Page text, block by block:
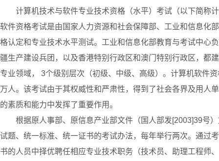
计算机技术与软件专业技术资格（水平）考试（以下简称
软件资格考试是由国家人力资源和社会保障部、工业和信息化
格认定和专业技术水平测试。工业和信息化部教育与考试中心
疆生产建设兵团，以及香港特别行政区和澳门特别行政区，都
专业领域， 3个级别层次（初级、中级、高级）。计算机软件
万人。该考试由于其权威性和严肃性，得到了社会各界及用人
的素质和能力中发挥了重要作用。
根据原人事部、原信息产业部文件（国人部发[2003]39号
试题、统一标准、统一证书的考试办法，每年举行两次。通过
书的人员中择优聘任相应专业技术职务（技术员、助理工程师